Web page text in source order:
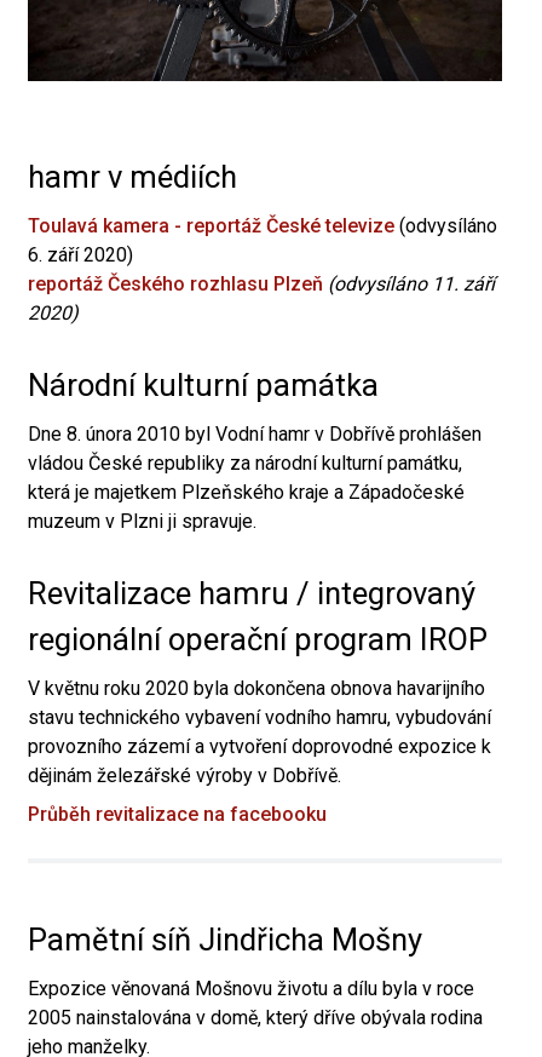
hamr v médiích
Toulavá kamera - reportáž České televize (odvysíláno
6. září 2020)
reportáž Českého rozhlasu Plzeň (odvysíláno 11. září
2020)
Národní kulturní památka
Dne 8. února 2010 byl Vodní hamr v Dobřívě prohlášen
vládou České republiky za národní kulturní památku,
která je majetkem Plzeňského kraje a Západočeské
muzeum v Plzni ji spravuje.
Revitalizace hamru / integrovaný
regionální operační program IROP
V květnu roku 2020 byla dokončena obnova havarijního
stavu technického vybavení vodního hamru, vybudování
provozního zázemí a vytvoření doprovodné expozice k
dějinám železářské výroby v Dobřívě.
Průběh revitalizace na facebooku
Pamětní síň Jindřicha Mošny
Expozice věnovaná Mošnovu životu a dílu byla v roce
2005 nainstalována v domě, který dříve obývala rodina
jeho manželky.